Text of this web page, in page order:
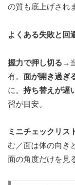
の質も底上げされ
よくある失敗と回
握力で押し切る →
有。 面が開き過ぎ
に。 持ち替えが遅
習が目安。
ミニチェックリス
む／面は体の向き
面の角度だけを見